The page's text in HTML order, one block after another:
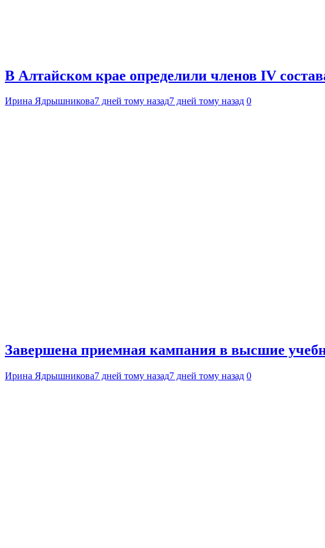
В Алтайском крае определили членов IV
Ирина Ядрышникова7 дней тому назад7 дней тому назад 0
Завершена приемная кампания в высшие
Ирина Ядрышникова7 дней тому назад7 дней тому назад 0